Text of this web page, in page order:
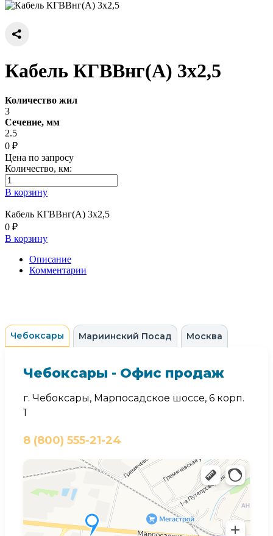
Кабель КГВВнг(А) 3х2,5
Количество жил
3
Сечение, мм
2.5
0 ₽
Цена по запросу
Количество, км:
В корзину
Кабель КГВВнг(А) 3х2,5
0 ₽
В корзину
Описание
Комментарии
Чебоксары Мариинский Посад Москва
Чебоксары - Офис продаж
г. Чебоксары, Марпосадское шоссе, 6 корп.
1
8 (800) 555-21-24